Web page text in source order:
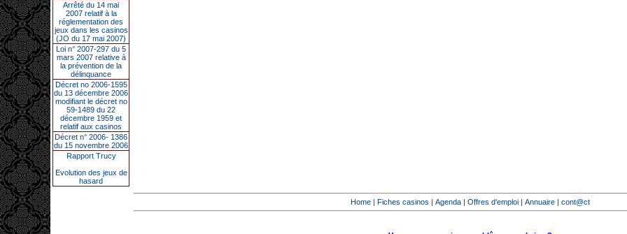
Arrêté du 14 mai
2007 relatif à la
réglementation des
jeux dans les casinos
(JO du 17 mai 2007)
Loi n° 2007-297 du 5
mars 2007 relative à
la prévention de la
délinquance
Décret no 2006-1595
du 13 décembre 2006
modifiant le décret no
59-1489 du 22
décembre 1959 et
relatif aux casinos
Décret n° 2006- 1386
du 15 novembre 2006
Rapport Trucy
Evolution des jeux de
hasard
Home | Fiches casinos | Agenda | Offres d'emploi | Annuaire | cont@ct